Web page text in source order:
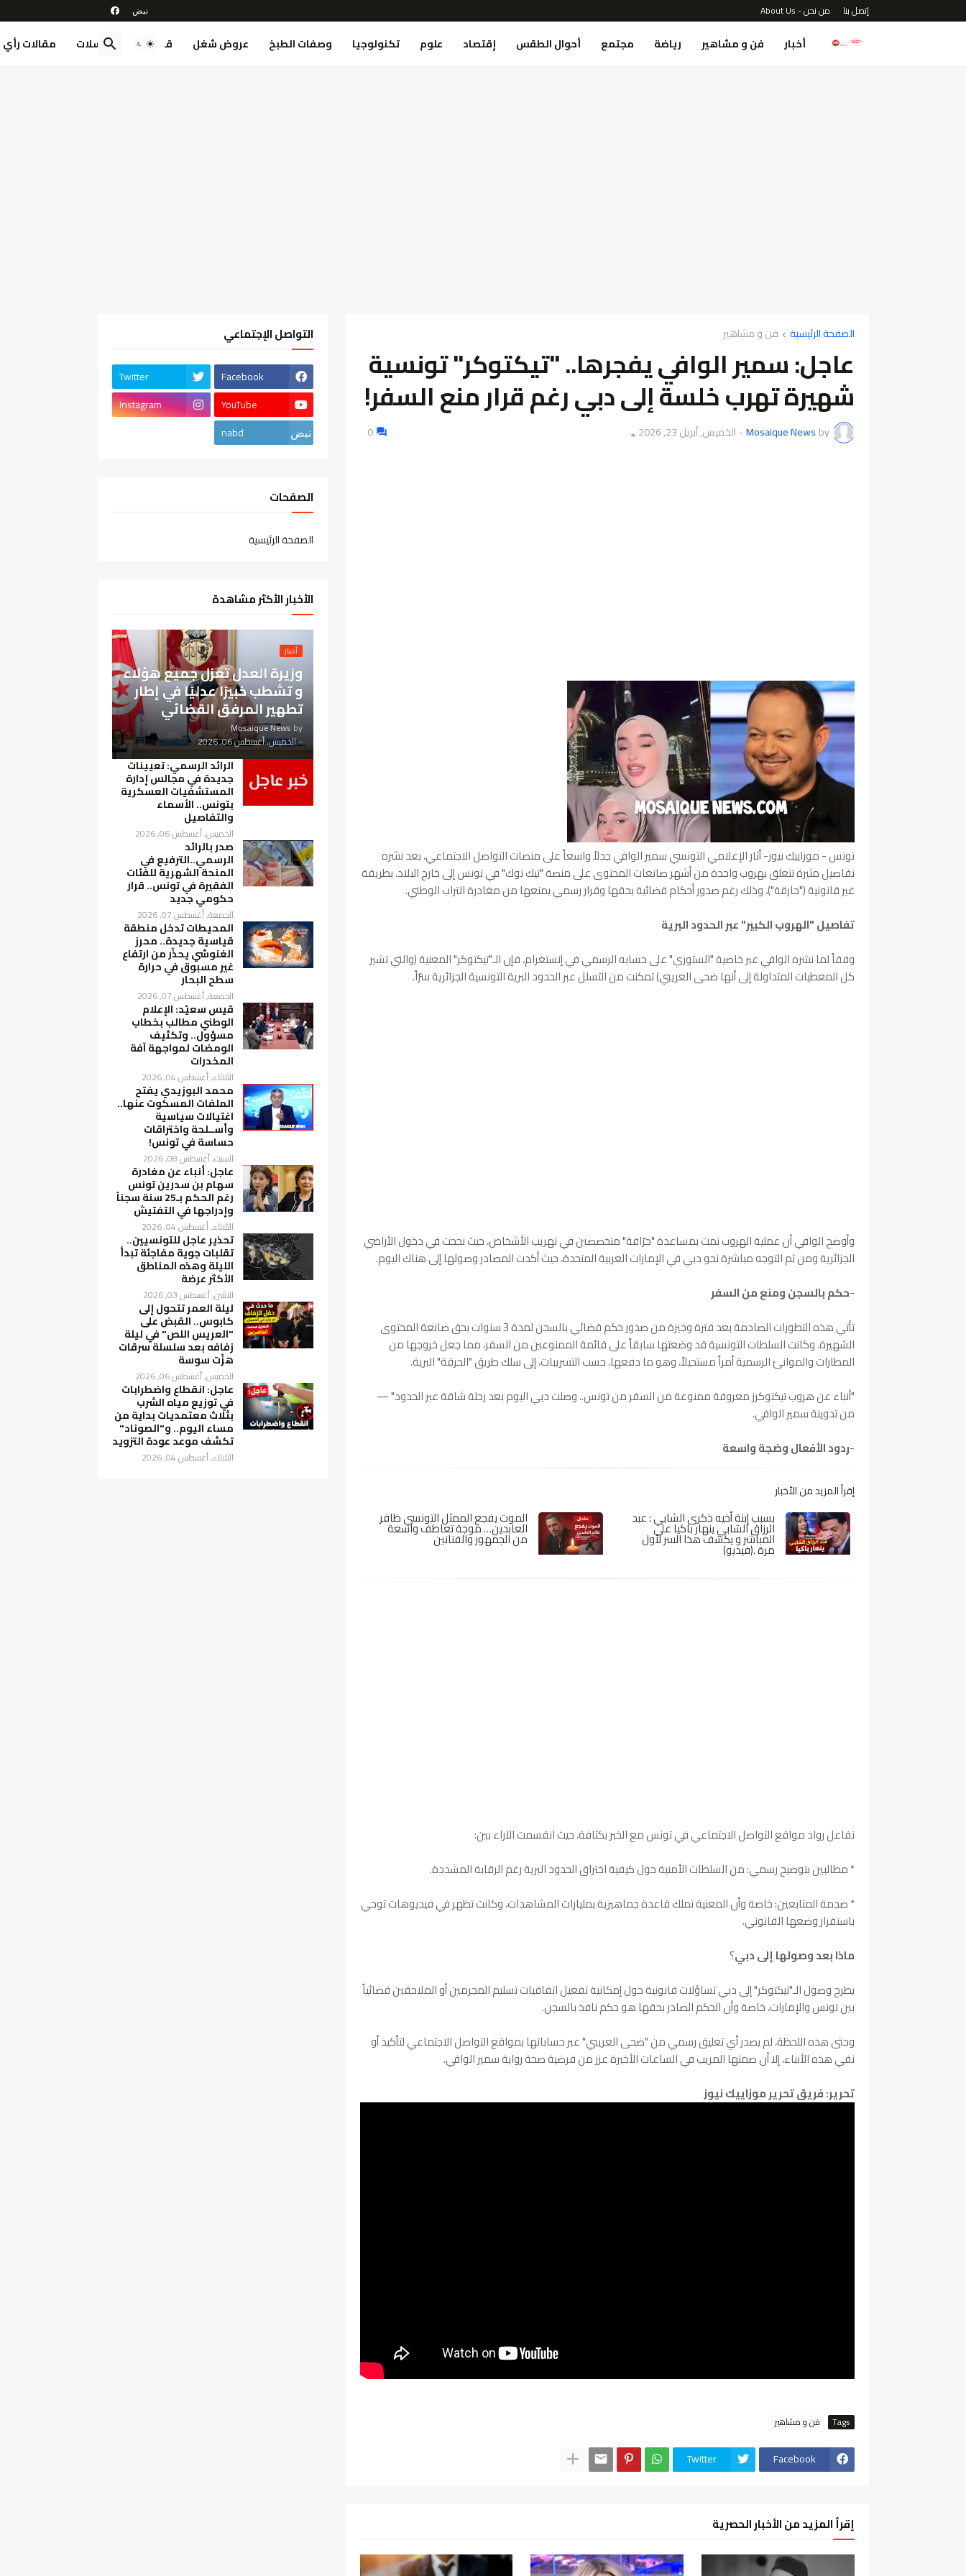
إتصل بنا من نحن - About Us
أخبار فن و مشاهير رياضة مجتمع أحوال الطقس إقتصاد علوم تكنولوجيا وصفات الطبخ عروض شغل قصص مسلسلات مقالات رأي
الصفحة الرئيسية فن و مشاهير
عاجل: سمير الوافي يفجرها.. "تيكتوكر" تونسية
شهيرة تهرب خلسة إلى دبي رغم قرار منع السفر!
by
Mosaique News
- الخميس, أبريل 23, 2026 👁️
0
تونس - موزاييك نيوز- أثار الإعلامي التونسي سمير الوافي جدلاً واسعاً على منصات التواصل الاجتماعي، بعد نشره
تفاصيل مثيرة تتعلق بهروب واحدة من أشهر صانعات المحتوى على منصة "تيك توك" في تونس إلى خارج البلاد، بطريقة
غير قانونية ("حارقة")، وذلك رغم صدور أحكام قضائية بحقها وقرار رسمي يمنعها من مغادرة التراب الوطني.
تفاصيل "الهروب الكبير" عبر الحدود البرية
وفقاً لما نشره الوافي عبر خاصية "الستوري" على حسابه الرسمي في إنستغرام، فإن الـ"تيكتوكر" المعنية (والتي تشير
كل المعطيات المتداولة إلى أنها ضحى العريبي) تمكنت من التسلل عبر الحدود البرية التونسية الجزائرية سرّاً.
وأوضح الوافي أن عملية الهروب تمت بمساعدة "حرّاقة" متخصصين في تهريب الأشخاص، حيث نجحت في دخول الأراضي
الجزائرية ومن ثم التوجه مباشرة نحو دبي في الإمارات العربية المتحدة، حيث أكدت المصادر وصولها إلى هناك اليوم.
-حكم بالسجن ومنع من السفر
تأتي هذه التطورات الصادمة بعد فترة وجيزة من صدور حكم قضائي بالسجن لمدة 3 سنوات بحق صانعة المحتوى
الشهيرة. وكانت السلطات التونسية قد وضعتها سابقاً على قائمة الممنوعين من السفر، مما جعل خروجها من
المطارات والموانئ الرسمية أمراً مستحيلاً، وهو ما دفعها، حسب التسريبات، إلى سلك طريق "الحرقة" البرية.
"أنباء عن هروب تيكتوكرز معروفة ممنوعة من السفر من تونس.. وصلت دبي اليوم بعد رحلة شاقة عبر الحدود" —
من تدوينة سمير الوافي.
-ردود الأفعال وضجة واسعة
إقرأ المزيد من الأخبار
بسبب إبنة أخيه ذكرى الشابي : عبد
الرزاق الشابي ينهار باكيا على
المباشر و يكشف هذا السر لأول
مرة .(فيديو)
الموت يفجع الممثل التونسي ظافر
العابدين… موجة تعاطف واسعة
من الجمهور والفنانين
تفاعل رواد مواقع التواصل الاجتماعي في تونس مع الخبر بكثافة، حيث انقسمت الآراء بين:
* مطالبين بتوضيح رسمي: من السلطات الأمنية حول كيفية اختراق الحدود البرية رغم الرقابة المشددة.
* صدمة المتابعين: خاصة وأن المعنية تملك قاعدة جماهيرية بمليارات المشاهدات، وكانت تظهر في فيديوهات توحي
باستقرار وضعها القانوني.
ماذا بعد وصولها إلىدبي؟
يطرح وصول الـ"تيكتوكر" إلى دبي تساؤلات قانونية حول إمكانية تفعيل اتفاقيات تسليم المجرمين أو الملاحقين قضائياً
بين تونس والإمارات، خاصة وأن الحكم الصادر بحقها هو حكم نافذ بالسجن.
وحتى هذه اللحظة، لم يصدر أي تعليق رسمي من "ضحى العريبي" عبر حساباتها بمواقع التواصل الاجتماعي لتأكيد أو
نفي هذه الأنباء، إلا أن صمتها المريب في الساعات الأخيرة عزز من فرضية صحة رواية سمير الوافي.
تحرير: فريق تحرير موزاييك نيوز
Tags فن و مشاهير
Facebook
Twitter
إقرأ المزيد من الأخبار الحصرية
التواصل الإجتماعي
Facebook
Twitter
YouTube
Instagram
nabd
الصفحات
الصفحة الرئيسية
الأخبار الأكثر مشاهدة
أخبار
وزيرة العدل تعزل جميع هؤلاء
و تشطب خبيرًا عدليًا في إطار
تطهير المرفق القضائي
by
Mosaique News
-الخميس, أغسطس 06, 2026
الرائد الرسمي: تعيينات
جديدة في مجالس إدارة
المستشفيات العسكرية
بتونس.. الأسماء
والتفاصيل
الخميس, أغسطس 06, 2026
صدر بالرائد
الرسمي..الترفيع في
المنحة الشهرية للفئات
الفقيرة في تونس.. قرار
حكومي جديد
الجمعة, أغسطس 07, 2026
المحيطات تدخل منطقة
قياسية جديدة.. محرز
الغنوشي يحذّر من ارتفاع
غير مسبوق في حرارة
سطح البحار
الجمعة, أغسطس 07, 2026
قيس سعيّد: الإعلام
الوطني مطالب بخطاب
مسؤول.. وتكثيف
الومضات لمواجهة آفة
المخدرات
الثلاثاء, أغسطس 04, 2026
محمد البوزيدي يفتح
الملفات المسكوت عنها..
اغتيالات سياسية
وأســلحة واختراقات
حساسة في تونس!
السبت, أغسطس 08, 2026
عاجل: أنباء عن مغادرة
سهام بن سدرين تونس
رغم الحكم بـ25 سنة سجناً
وإدراجها في التفتيش
الثلاثاء, أغسطس 04, 2026
تحذير عاجل للتونسيين..
تقلبات جوية مفاجئة تبدأ
الليلة وهذه المناطق
الأكثر عرضة
الاثنين, أغسطس 03, 2026
ليلة العمر تتحول إلى
كابوس.. القبض على
"العريس اللص" في ليلة
زفافه بعد سلسلة سرقات
هزّت سوسة
الخميس, أغسطس 06, 2026
عاجل: انقطاع واضطرابات
في توزيع مياه الشرب
بثلاث معتمديات بداية من
مساء اليوم.. و"الصوناد"
تكشف موعد عودة التزويد
الثلاثاء, أغسطس 04, 2026